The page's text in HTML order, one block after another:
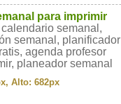
para imprimir
semanal,
semanal, planificador
agenda profesor
planeador semanal
Alto: 682px